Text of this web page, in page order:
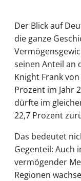
Der Blick auf
die ganze
seinen Anteil an
Knight Frank
Prozent im Jahr
dürfte im
22,7 Prozent
Das bedeutet
Gegenteil: Auch
vermögender
Regionen